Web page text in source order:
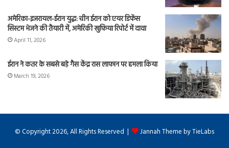
अमेरिका-इजरायल-ईरान युद्ध: चीन ईरान को एयर डिफेंस
सिस्टम भेजने की तैयारी में, अमेरिकी खुफिया रिपोर्ट में दावा
April 11, 2026
ईरान ने कतर के सबसे बड़े गैस केंद्र रास लाफान पर हमला किया
March 19, 2026
© Copyright 2026, All Rights Reserved | Jannah Theme by TieLabs